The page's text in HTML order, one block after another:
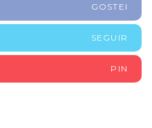
GOSTEI
SEGUIR
PIN